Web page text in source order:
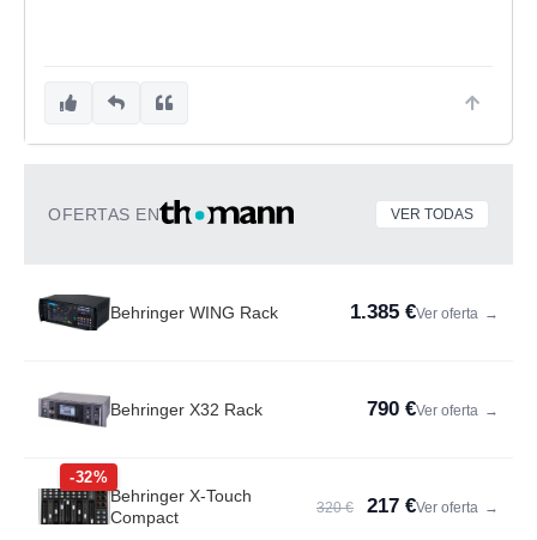
OFERTAS EN VER TODAS
Behringer WING Rack 1.385 €Ver oferta →
Behringer X32 Rack 790 €Ver oferta →
-32%
Behringer X-Touch
Compact
320 € 217 €Ver oferta →